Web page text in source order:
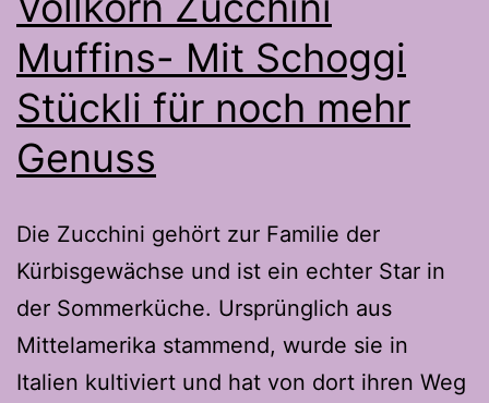
Muffins- Mit Schoggi
Stückli für noch mehr
Genuss
Die Zucchini gehört zur Familie der
Kürbisgewächse und ist ein echter Star in
der Sommerküche. Ursprünglich aus
Mittelamerika stammend, wurde sie in
Italien kultiviert und hat von dort ihren Weg